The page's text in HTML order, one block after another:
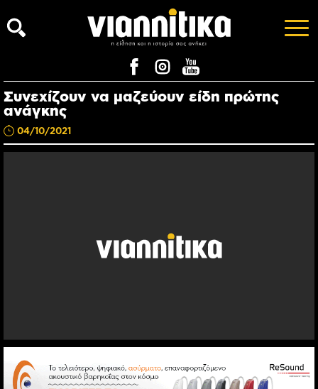
Συνεχίζουν να μαζεύουν είδη πρώτης
ανάγκης
04/10/2021